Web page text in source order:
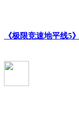
《极限竞速地平线5